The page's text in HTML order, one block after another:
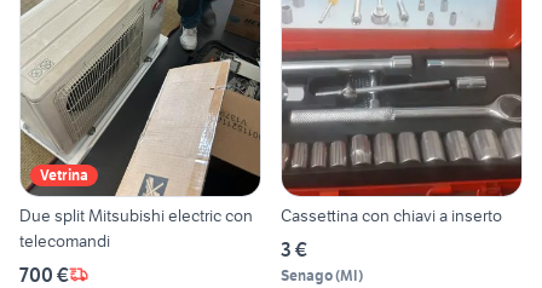
Vetrina
Due split Mitsubishi electric con
telecomandi
700 €
Cassettina con chiavi a inserto
3 €
Senago(MI)